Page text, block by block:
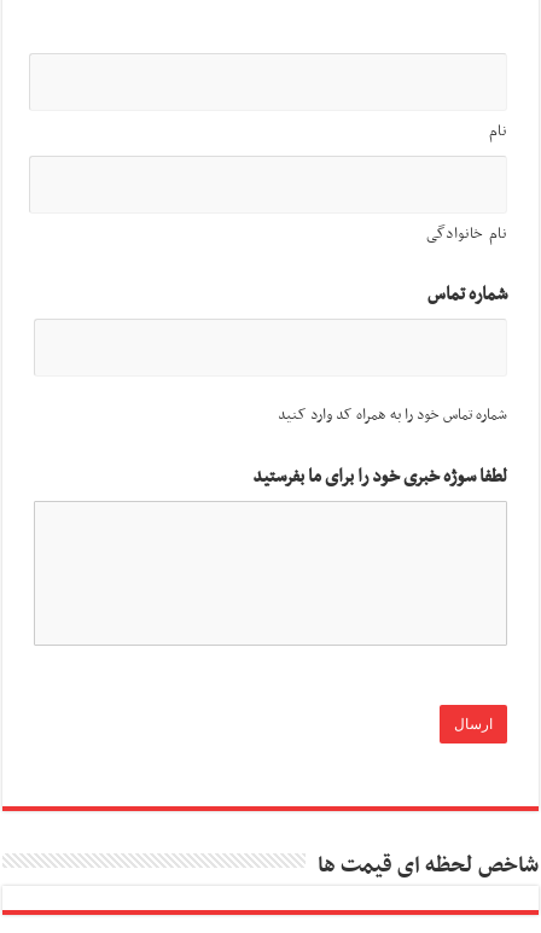
نام
نام خانوادگی
شماره تماس
شماره تماس خود را به همراه کد وارد کنید
لطفا سوژه خبری خود را برای ما بفرستید
شاخص لحظه ای قیمت ها